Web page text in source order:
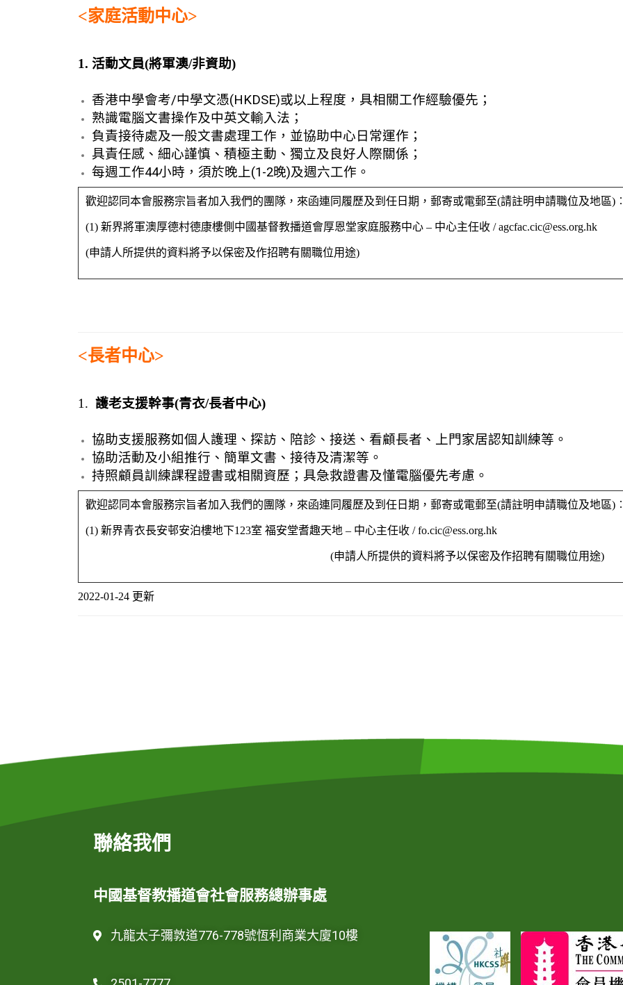
<家庭活動中心>
1. 活動文員(將軍澳/非資助)
香港中學會考/中學文憑(HKDSE)或以上程度，具相關工作經驗優先；
熟識電腦文書操作及中英文輸入法；
負責接待處及一般文書處理工作，並協助中心日常運作；
具責任感、細心謹慎、積極主動、獨立及良好人際關係；
每週工作44小時，須於晚上(1-2晚)及週六工作。
歡迎認同本會服務宗旨者加入我們的團隊，來函連同履歷及到任日期，郵寄或電郵至(請註明申請職位及地區
(1) 新界將軍澳厚德村德康樓側中國基督教播道會厚恩堂家庭服務中心 – 中心主任收 /agcfac.cic@ess.org.hk
(申請人所提供的資料將予以保密及作招聘有關職位用途)
<長者中心>
1. 護老支援幹事(青衣/長者中心)
協助支援服務如個人護理、探訪、陪診、接送、看顧長者、上門家居認知訓練等。
協助活動及小組推行、簡單文書、接待及清潔等。
持照顧員訓練課程證書或相關資歷；具急救證書及懂電腦優先考慮。
歡迎認同本會服務宗旨者加入我們的團隊，來函連同履歷及到任日期，郵寄或電郵至(請註明申請職位及地區
(1) 新界青衣長安邨安泊樓地下123室 福安堂耆趣天地 – 中心主任收 /fo.cic@ess.org.hk
(申請人所提供的資料將予以保密及作招聘有關職位用途)
2022-01-24 更新
聯絡我們
中國基督教播道會社會服務總辦事處
九龍太子彌敦道776-778號恆利商業大廈10樓